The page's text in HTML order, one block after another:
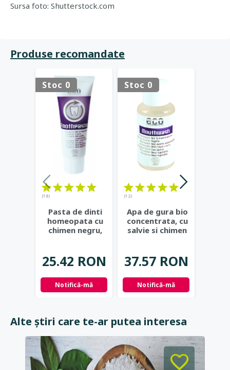
Sursa foto: Shutterstock.com
Produse recomandate
Stoc 0
(18)
Pasta de dinti
homeopata cu
chimen negru,
25.42 RON
Notifică-mă
Stoc 0
(12)
Apa de gura bio
concentrata, cu
salvie si chimen
37.57 RON
Notifică-mă
Alte știri care te-ar putea interesa